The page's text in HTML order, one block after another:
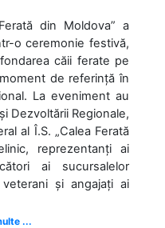
din Moldova” a
o ceremonie festivă,
căii ferate pe
de referință în
La eveniment au
Dezvoltării Regionale,
al Î.S. „Calea Ferată
reprezentanți ai
ai sucursalelor
și angajați ai
...